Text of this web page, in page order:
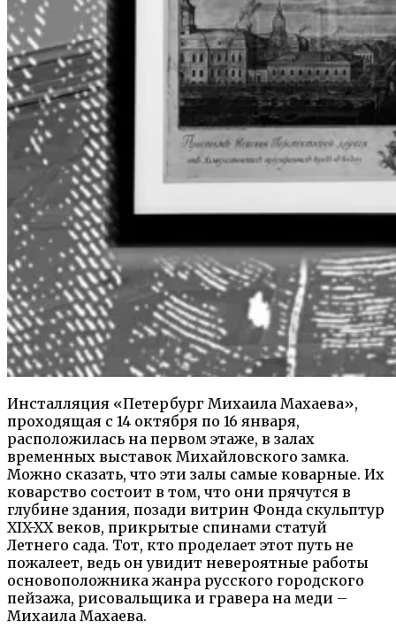
Инсталляция «Петербург Михаила Махаева»,
проходящая с 14 октября по 16 января,
расположилась на первом этаже, в залах
временных выставок Михайловского замка.
Можно сказать, что эти залы самые коварные. Их
коварство состоит в том, что они прячутся в
глубине здания, позади витрин Фонда скульптур
XIX-XX веков, прикрытые спинами статуй
Летнего сада. Тот, кто проделает этот путь не
пожалеет, ведь он увидит невероятные работы
основоположника жанра русского городского
пейзажа, рисовальщика и гравера на меди –
Михаила Махаева.